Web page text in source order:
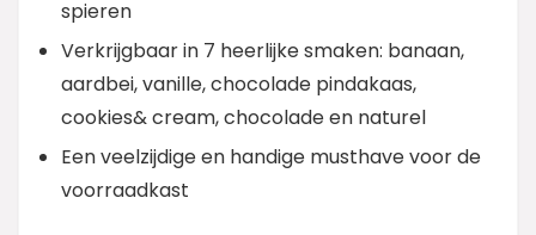
spieren
Verkrijgbaar in 7 heerlijke smaken: banaan,
aardbei, vanille, chocolade pindakaas,
cookies& cream, chocolade en naturel
Een veelzijdige en handige musthave voor de
voorraadkast